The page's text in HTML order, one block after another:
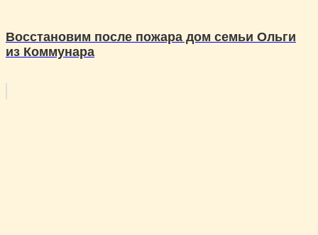
Восстановим после пожара дом семьи Ольги
из Коммунара